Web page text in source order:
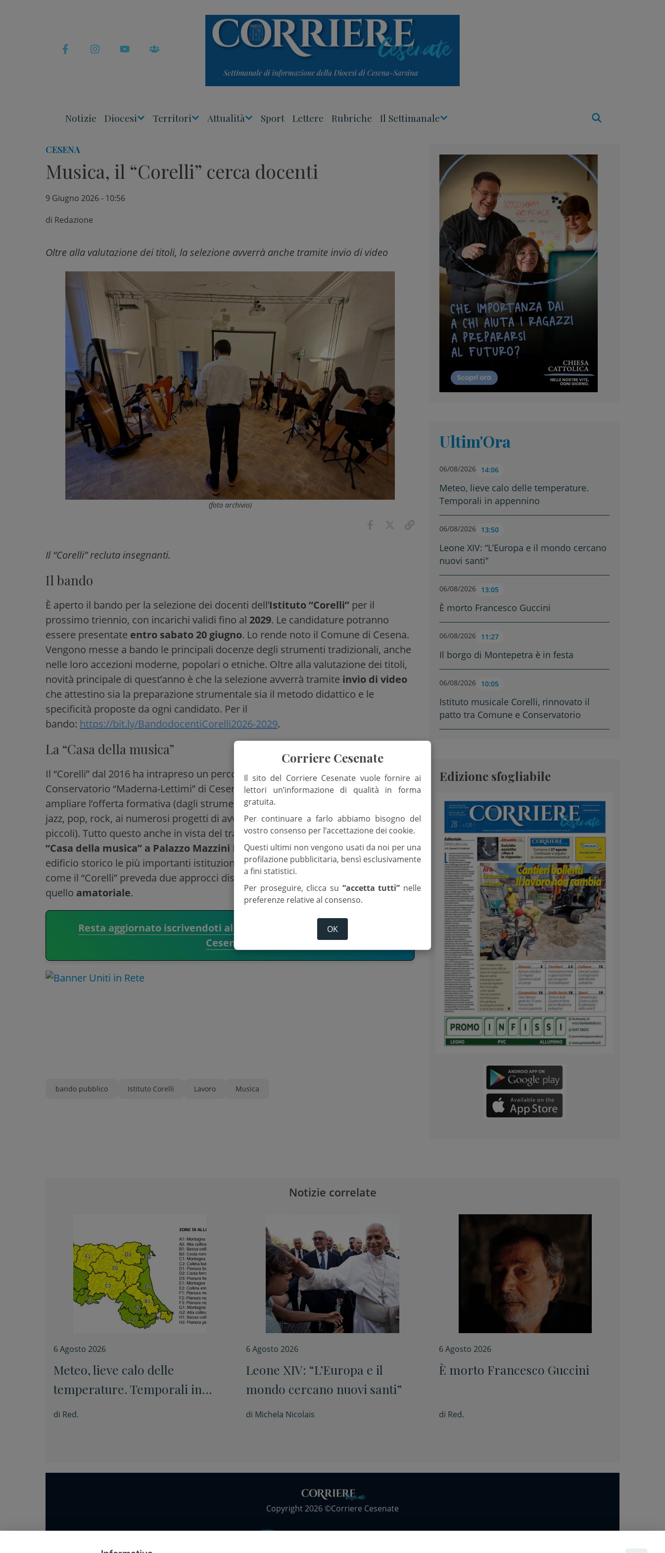
Notizie Diocesi Territori Attualità Sport Lettere Rubriche Il Settimanale
CESENA
Musica, il “Corelli” cerca docenti
9 Giugno 2026 - 10:56
di Redazione
Oltre alla valutazione dei titoli, la selezione avverrà anche tramite invio di video
(foto archivio)
Il “Corelli” recluta insegnanti.
Il bando
È aperto il bando per la selezione dei docenti dell’Istituto “Corelli” per il
prossimo triennio, con incarichi validi fino al 2029. Le candidature potranno
essere presentate entro sabato 20 giugno. Lo rende noto il Comune di Cesena.
Vengono messe a bando le principali docenze degli strumenti tradizionali, anche
nelle loro accezioni moderne, popolari o etniche. Oltre alla valutazione dei titoli,
novità principale di quest’anno è che la selezione avverrà tramite invio di video
che attestino sia la preparazione strumentale sia il metodo didattico e le
specificità proposte da ogni candidato. Per il
bando: https://bit.ly/BandodocentiCorelli2026-2029.
La “Casa della musica”
Il “Corelli” dal 2016 ha intrapreso un percorso ambizioso, in convenzione con il
Conservatorio “Maderna-Lettimi” di Cesena e Rimini, che ha portato la scuola ad
ampliare l’offerta formativa (dagli strumenti classici al multiforme mondo del
jazz, pop, rock, ai numerosi progetti di avvicinamento alla musica per i più
piccoli). Tutto questo anche in vista del trasferimento nella nuova sede della
“Casa della musica” a Palazzo Mazzini Marinelli, che riunirà nello stesso
edificio storico le più importanti istituzioni musicali della città. Da sottolineare
come il “Corelli” preveda due approcci distinti, quelloprofessionalizzante
quello amatoriale.
Resta aggiornato iscrivendoti al canale WhatsApp del Corriere
Cesenate.
bando pubblico Istituto Corelli Lavoro Musica
Ultim'Ora
06/08/2026 14:06
Meteo, lieve calo delle temperature.
Temporali in appennino
06/08/2026 13:50
Leone XIV: “L’Europa e il mondo cercano
nuovi santi”
06/08/2026 13:05
È morto Francesco Guccini
06/08/2026 11:27
Il borgo di Montepetra è in festa
06/08/2026 10:05
Istituto musicale Corelli, rinnovato il
patto tra Comune e Conservatorio
Edizione sfogliabile
Notizie correlate
6 Agosto 2026
Meteo, lieve calo delle
temperature. Temporali in
appennino
di Red.
6 Agosto 2026
Leone XIV: “L’Europa e il
mondo cercano nuovi santi”
di Michela Nicolais
6 Agosto 2026
È morto Francesco Guccini
di Red.
Copyright 2026 ©Corriere Cesenate
Corriere Cesenate
Il sito del Corriere Cesenate vuole fornire ai
lettori un’informazione di qualità in forma
gratuita.
Per continuare a farlo abbiamo bisogno del
vostro consenso per l’accettazione dei cookie.
Questi ultimi non vengono usati da noi per una
profilazione pubblicitaria, bensì esclusivamente
a fini statistici.
Per proseguire, clicca su “accetta tutti” nelle
preferenze relative al consenso.
OK